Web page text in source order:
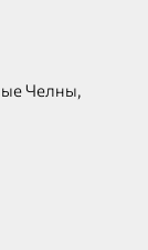
Челны,